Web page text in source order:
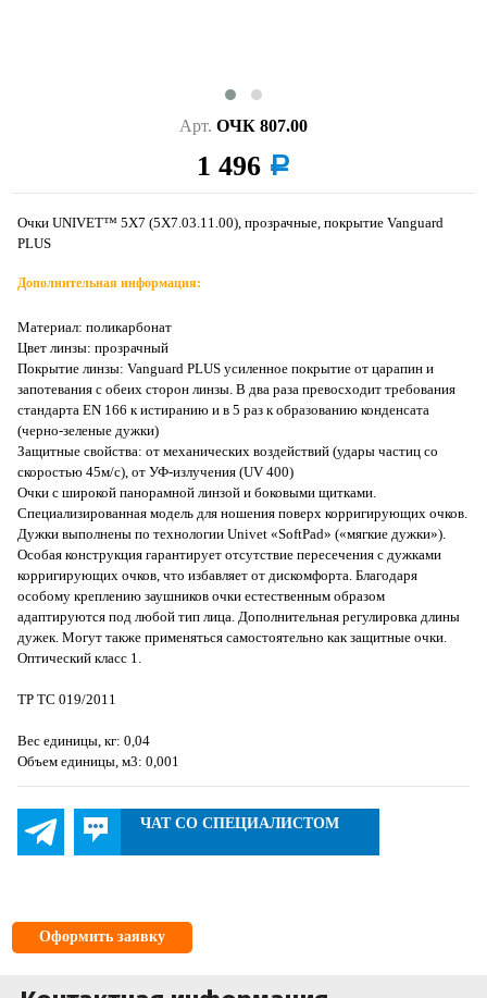
Арт. ОЧК 807.00
1 496 a
Очки UNIVET™ 5Х7 (5Х7.03.11.00), прозрачные, покрытие Vanguard
PLUS
Дополнительная информация:
Материал: поликарбонат
Цвет линзы: прозрачный
Покрытие линзы: Vanguard PLUS усиленное покрытие от царапин и
запотевания с обеих сторон линзы. В два раза превосходит требования
стандарта EN 166 к истиранию и в 5 раз к образованию конденсата
(черно-зеленые дужки)
Защитные свойства: от механических воздействий (удары частиц со
скоростью 45м/с), от УФ-излучения (UV 400)
Очки с широкой панорамной линзой и боковыми щитками.
Специализированная модель для ношения поверх корригирующих очков.
Дужки выполнены по технологии Univet «SoftPad» («мягкие дужки»).
Особая конструкция гарантирует отсутствие пересечения с дужками
корригирующих очков, что избавляет от дискомфорта. Благодаря
особому креплению заушников очки естественным образом
адаптируются под любой тип лица. Дополнительная регулировка длины
дужек. Могут также применяться самостоятельно как защитные очки.
Оптический класс 1.
ТР ТС 019/2011
Вес единицы, кг: 0,04
Объем единицы, м3: 0,001
ЧАТ СО СПЕЦИАЛИСТОМ
Оформить заявку